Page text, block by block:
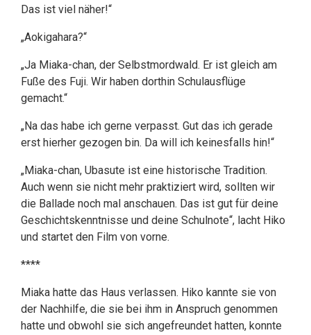
Das ist viel näher!“
„Aokigahara?“
„Ja Miaka-chan, der Selbstmordwald. Er ist gleich am
Fuße des Fuji. Wir haben dorthin Schulausflüge
gemacht.“
„Na das habe ich gerne verpasst. Gut das ich gerade
erst hierher gezogen bin. Da will ich keinesfalls hin!“
„Miaka-chan, Ubasute ist eine historische Tradition.
Auch wenn sie nicht mehr praktiziert wird, sollten wir
die Ballade noch mal anschauen. Das ist gut für deine
Geschichtskenntnisse und deine Schulnote“, lacht Hiko
und startet den Film von vorne.
****
Miaka hatte das Haus verlassen. Hiko kannte sie von
der Nachhilfe, die sie bei ihm in Anspruch genommen
hatte und obwohl sie sich angefreundet hatten, konnte